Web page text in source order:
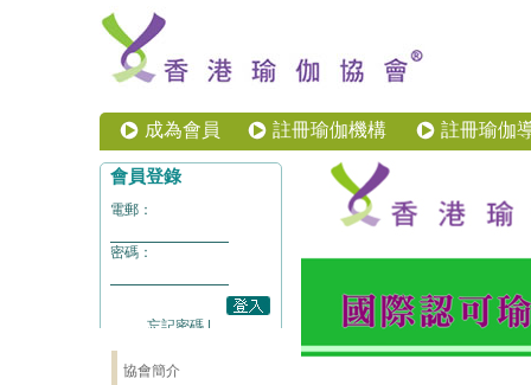
成為會員 註冊瑜伽機構 註冊瑜伽
協會簡介